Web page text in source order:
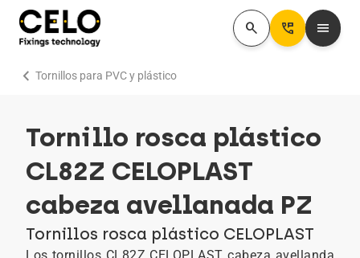
search Perm_Phone_Msg menu
Tornillos para PVC y plástico
chevron_right
Tornillo rosca plástico
CL82Z CELOPLAST
cabeza avellanada PZ
Tornillos rosca plástico CELOPLAST